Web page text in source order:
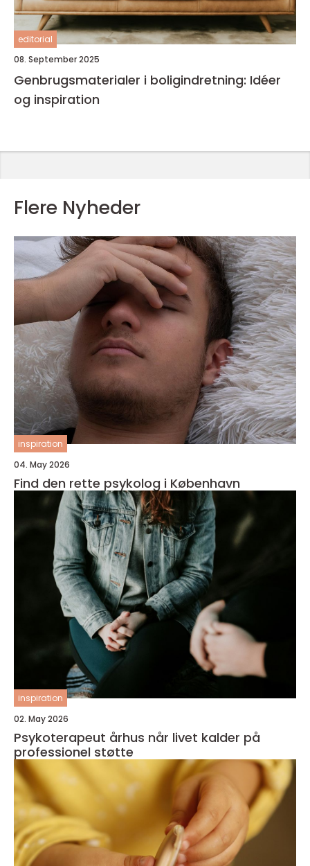
editorial
08. September 2025
Genbrugsmaterialer i boligindretning: Idéer
og inspiration
Flere Nyheder
inspiration
04. May 2026
Find den rette psykolog i København
inspiration
02. May 2026
Psykoterapeut århus når livet kalder på
professionel støtte